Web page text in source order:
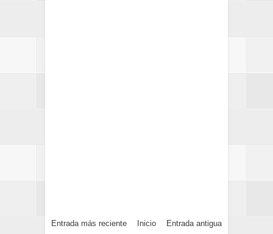
Entrada más reciente Entrada antigua
Inicio